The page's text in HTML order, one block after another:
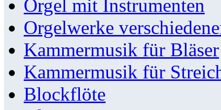
Orgel mit Instrumenten
Orgelwerke
Kammermusik für Bläser
Kammermusik für
Blockflöte